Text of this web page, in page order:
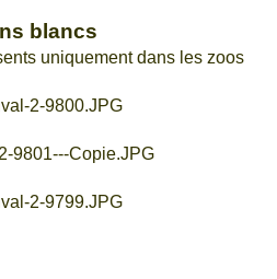
blancs
uniquement dans les zoos